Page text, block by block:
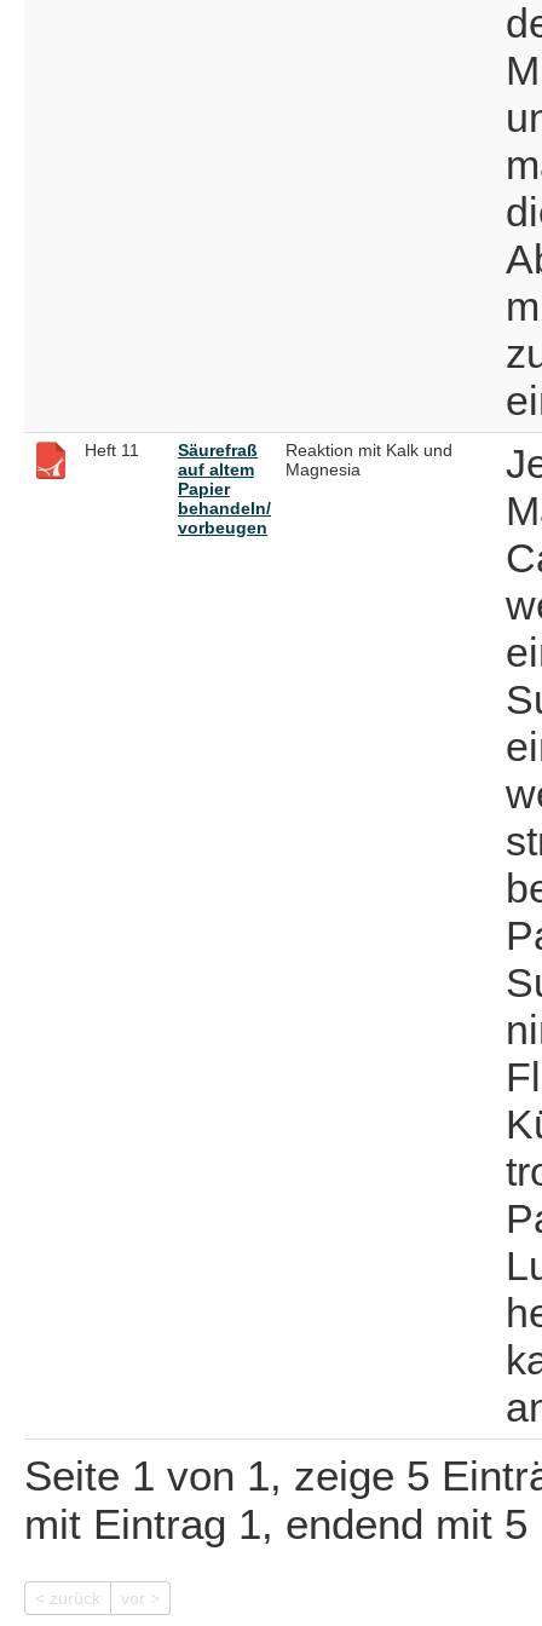
Heft 11
Säurefraß
auf altem
Papier
behandeln/
vorbeugen
Reaktion mit Kalk und
Magnesia
Seite 1 von 1, zeige 5
mit Eintrag 1, endend mit 5
< zurück vor >